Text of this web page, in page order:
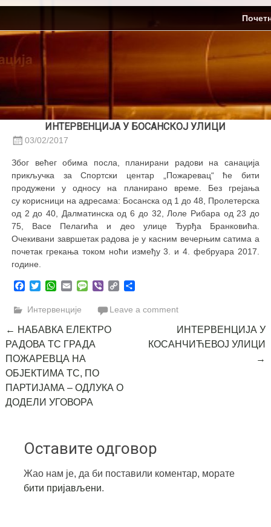
Skip
content
ИНТЕРВЕНЦИЈА У БОСАНСКОЈ УЛИЦИ
03/02/2017
Због већег обима посла, планирани радови на санација
прикључка за Спортски центар „Пожаревац“ ће бити
продужени у односу на планирано време. Без грејања
су корисници на адресама: Босанска од 1 до 48, Пролетерска
од 2 до 40, Далматинска од 6 до 32, Лоле Рибара од 23 до
75, Васе Пелагића и део улице Ђурђа Бранковића.
Очекивани завршетак радова је у касним вечерњим сатима а
почетак грекања током ноћи између 3. и 4. фебруара 2017.
године.
Facebook
TwitterWhatsApp
EmailMessage
ViberCopy
Интервенције Leave a comment
Post
navigation
← НАБАВКА ЕЛЕКТРО
РАДОВА ТС ГРАДА
ПОЖАРЕВЦА НА
ОБЈЕКТИМА ТС, ПО
ПАРТИЈАМА – ОДЛУКА О
ДОДЕЛИ УГОВОРА
ИНТЕРВЕНЦИЈА У
КОСАНЧИЋЕВОЈ УЛИЦИ
→
Оставите одговор
Жао нам је, да би поставили коментар, морате
бити пријављени.